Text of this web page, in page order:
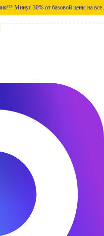
Минус 30% от базовой цены на все